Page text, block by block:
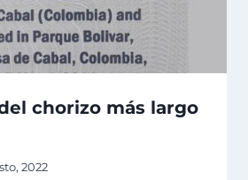
chorizo más largo
2022